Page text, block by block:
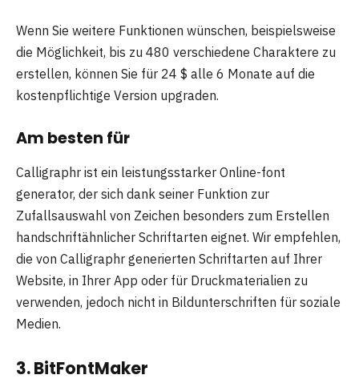
Wenn Sie weitere Funktionen wünschen, beispielsweise
die Möglichkeit, bis zu 480 verschiedene Charaktere zu
erstellen, können Sie für 24 $ alle 6 Monate auf die
kostenpflichtige Version upgraden.
Am besten für
Calligraphr ist ein leistungsstarker Online-font
generator, der sich dank seiner Funktion zur
Zufallsauswahl von Zeichen besonders zum Erstellen
handschriftähnlicher Schriftarten eignet. Wir empfehlen,
die von Calligraphr generierten Schriftarten auf Ihrer
Website, in Ihrer App oder für Druckmaterialien zu
verwenden, jedoch nicht in Bildunterschriften für soziale
Medien.
3. BitFontMaker